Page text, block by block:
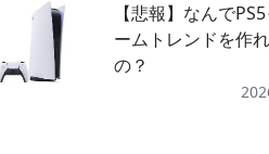
【悲報】なんで
ームトレンドを作
の？